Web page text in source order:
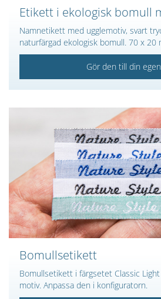
Etikett i ekologisk bomull
Namnetikett med ugglemotiv, svart
naturfärgad ekologisk bomull. 70 x 20
Gör den till din egen
Bomullsetikett
Bomullsetikett i färgsetet Classic
motiv. Anpassa den i konfiguratorn.